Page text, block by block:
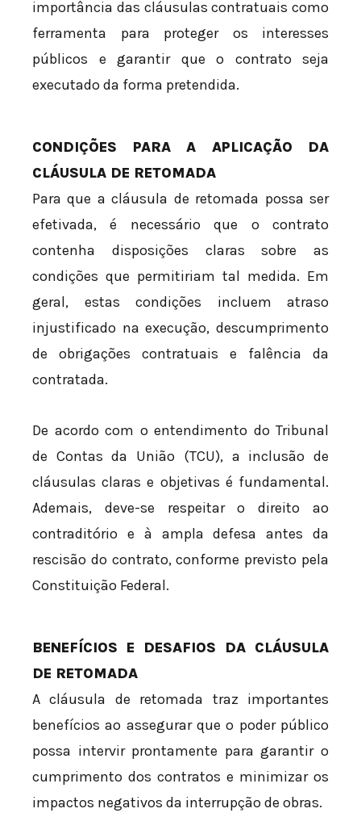
importância das cláusulas contratuais como
ferramenta para proteger os interesses
públicos e garantir que o contrato seja
executado da forma pretendida.
CONDIÇÕES PARA A APLICAÇÃO DA
CLÁUSULA DE RETOMADA
Para que a cláusula de retomada possa ser
efetivada, é necessário que o contrato
contenha disposições claras sobre as
condições que permitiriam tal medida. Em
geral, estas condições incluem atraso
injustificado na execução, descumprimento
de obrigações contratuais e falência da
contratada.
De acordo com o entendimento do Tribunal
de Contas da União (TCU), a inclusão de
cláusulas claras e objetivas é fundamental.
Ademais, deve-se respeitar o direito ao
contraditório e à ampla defesa antes da
rescisão do contrato, conforme previsto pela
Constituição Federal.
BENEFÍCIOS E DESAFIOS DA CLÁUSULA
DE RETOMADA
A cláusula de retomada traz importantes
benefícios ao assegurar que o poder público
possa intervir prontamente para garantir o
cumprimento dos contratos e minimizar os
impactos negativos da interrupção de obras.